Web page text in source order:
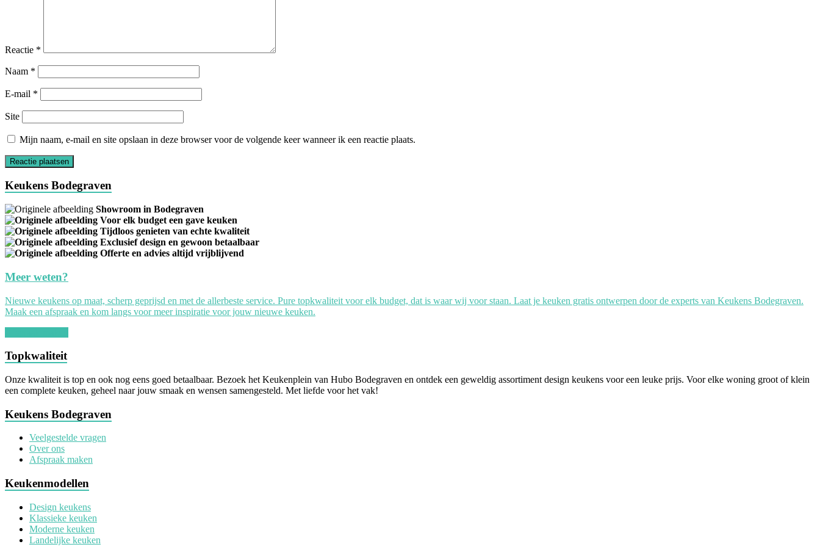
Reactie *
Naam *
E-mail *
Site
Mijn naam, e-mail en site opslaan in deze browser voor de volgende keer wanneer ik een reactie plaats.
Keukens Bodegraven
Showroom in Bodegraven
Voor elk budget een gave keuken
Tijdloos genieten van echte kwaliteit
Exclusief design en gewoon betaalbaar
Offerte en advies altijd vrijblijvend
Meer weten?
Nieuwe keukens op maat, scherp geprijsd en met de allerbeste service. Pure topkwaliteit voor elk budget, dat is waar wij voor staan. Laat je keuken gratis ontwerpen door de experts van Keukens Bodegraven.
Maak een afspraak en kom langs voor meer inspiratie voor jouw nieuwe keuken.
Topkwaliteit
Onze kwaliteit is top en ook nog eens goed betaalbaar. Bezoek het Keukenplein van Hubo Bodegraven en ontdek een geweldig assortiment design keukens voor een leuke prijs. Voor elke woning groot of klein
een complete keuken, geheel naar jouw smaak en wensen samengesteld. Met liefde voor het vak!
Keukens Bodegraven
Veelgestelde vragen
Over ons
Afspraak maken
Keukenmodellen
Design keukens
Klassieke keuken
Moderne keuken
Landelijke keuken